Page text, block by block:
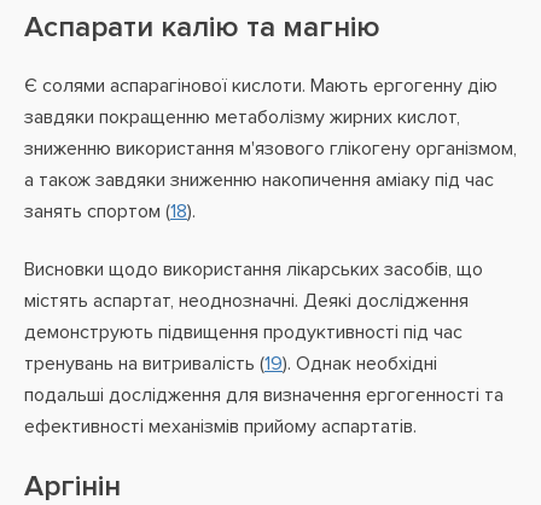
Аспарати калію та магнію
Є солями аспарагінової кислоти. Мають ергогенну дію
завдяки покращенню метаболізму жирних кислот,
зниженню використання м'язового глікогену організмом,
а також завдяки зниженню накопичення аміаку під час
занять спортом (18).
Висновки щодо використання лікарських засобів, що
містять аспартат, неоднозначні. Деякі дослідження
демонструють підвищення продуктивності під час
тренувань на витривалість (19). Однак необхідні
подальші дослідження для визначення ергогенності та
ефективності механізмів прийому аспартатів.
Аргінін